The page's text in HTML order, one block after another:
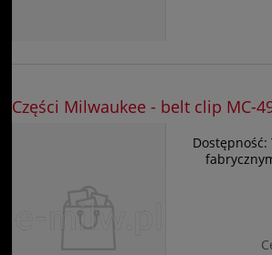
Części Milwaukee - belt clip MC-
Dostępność: